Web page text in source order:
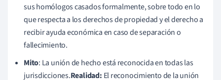
sus homólogos casados formalmente, sobre todo en lo
que respecta a los derechos de propiedad y el derecho a
recibir ayuda económica en caso de separación o
fallecimiento.
Mito: La unión de hecho está reconocida en todas las
jurisdicciones.Realidad: El reconocimiento de la unión